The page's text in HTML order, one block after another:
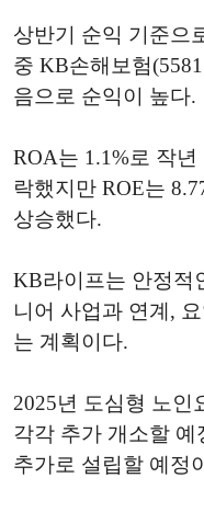
상반기 순익 기준으
중 KB손해보험
음으로 순익이 높다.
ROA는 1.1%로 작년
락했지만 ROE는
상승했다.
KB라이프는 안정적
니어 사업과 연계,
는 계획이다.
2025년 도심형 노인
각각 추가 개소할 예
추가로 설립할 예정